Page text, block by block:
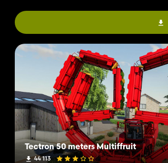
Tectron 50 meters Multiffruit
44 113